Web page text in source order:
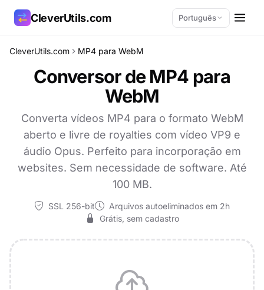
CleverUtils.com Português
CleverUtils.com MP4 para WebM
Conversor de MP4 para
WebM
Converta vídeos MP4 para o formato WebM
aberto e livre de royalties com vídeo VP9 e
áudio Opus. Perfeito para incorporação em
websites. Sem necessidade de software. Até
100 MB.
SSL 256-bit
Arquivos autoeliminados em 2h
Grátis, sem cadastro
Copiar link